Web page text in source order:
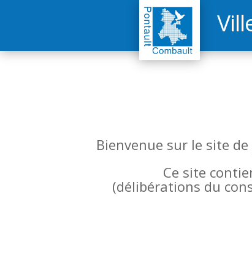
Bienvenue sur le site
Ce site
(délibérations du